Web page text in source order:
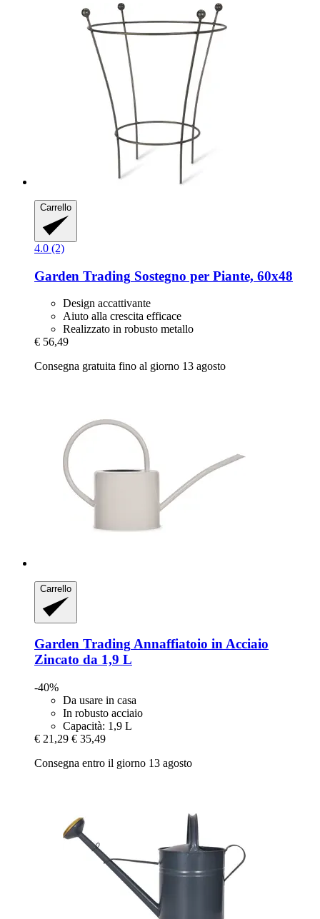
Carrello
4.0 (2)
Garden Trading Sostegno per Piante, 60x48
Design accattivante
Aiuto alla crescita efficace
Realizzato in robusto metallo
€ 56,49
Consegna gratuita fino al giorno 13 agosto
Carrello
Garden TradingAnnaffiatoio in Acciaio
Zincato da 1,9 L
-40%
Da usare in casa
In robusto acciaio
Capacità: 1,9 L
€ 21,29 € 35,49
Consegna entro il giorno 13 agosto